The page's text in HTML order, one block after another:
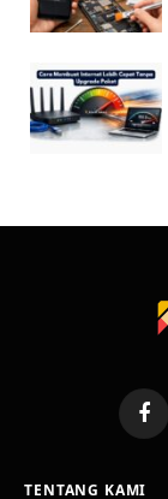
TENTANG KAMI